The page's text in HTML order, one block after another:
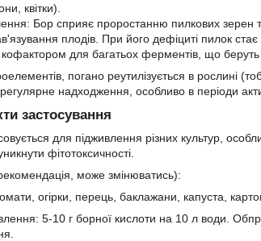
квітки).
Бор сприяє проростанню пилкових
плодів. При його дефіциті пилок стає
для багатьох ферментів, що беруть
погано реутилізується в рослині
надходження, особливо в періоди
застосування
для підживлення різних культур,
фітотоксичності.
може змінюватись):
огірки, перець, баклажани, капуста,
5-10 г борної кислоти на 10 л води.